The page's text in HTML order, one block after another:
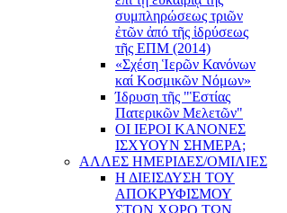
συμπληρώσεως τριῶν
ἐτῶν ἀπό τῆς ἱδρύσεως
τῆς ΕΠΜ (2014)
«Σχέση Ἱερῶν Κανόνων
καί Κοσμικῶν Νόμων»
Ίδρυση τῆς "Ἑστίας
Πατερικῶν Μελετῶν"
ΟΙ ΙΕΡΟΙ ΚΑΝΟΝΕΣ
ΙΣΧΥΟΥΝ ΣΗΜΕΡΑ;
ΑΛΛΕΣ ΗΜΕΡΙΔΕΣ/ΟΜΙΛΙΕΣ
Η ΔΙΕΙΣΔΥΣΗ ΤΟΥ
ΑΠΟΚΡΥΦΙΣΜΟΥ
ΣΤΟΝ ΧΩΡΟ ΤΩΝ